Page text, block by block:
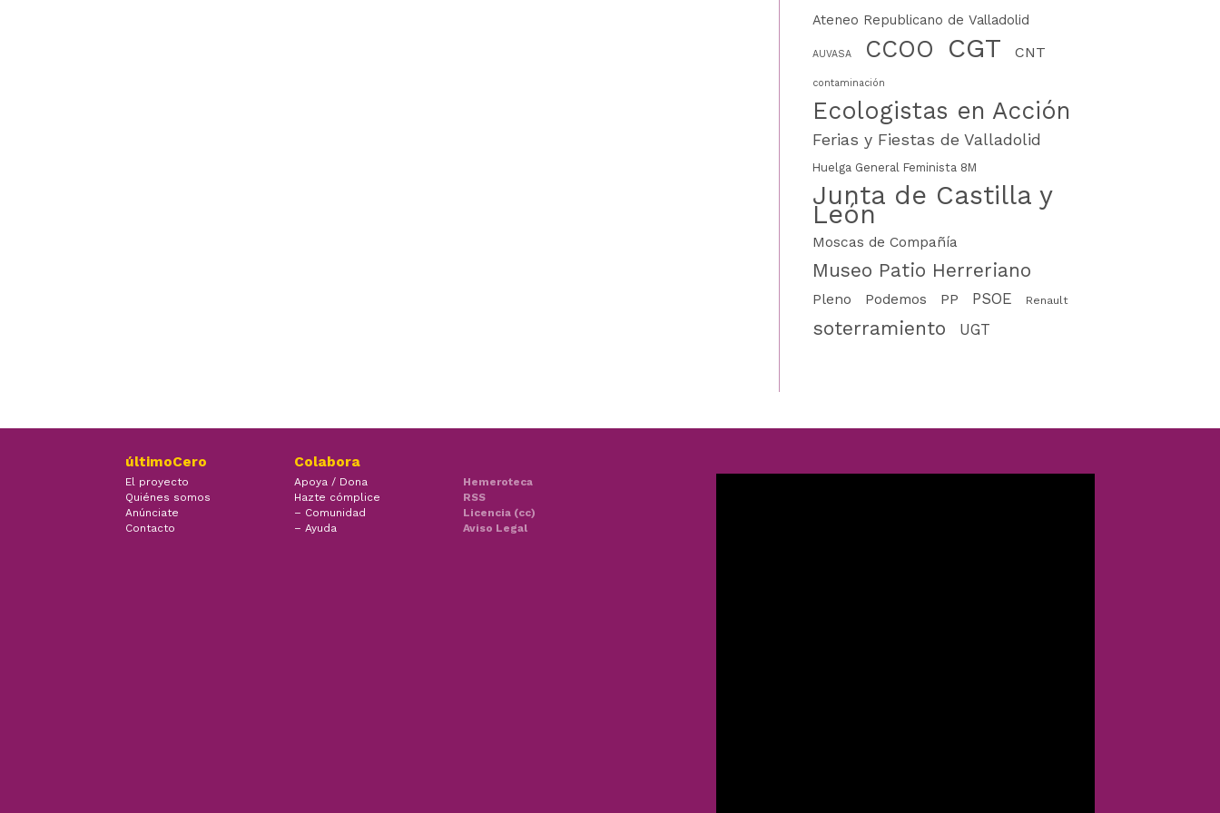
Ateneo Republicano de Valladolid
AUVASA CCOO CGT CNT
contaminación
Ecologistas en Acción
Ferias y Fiestas de Valladolid
Huelga General Feminista 8M
Junta de Castilla y
León
Moscas de Compañía
Museo Patio Herreriano
Pleno Podemos PP PSOE Renault
soterramiento UGT
últimoCero
El proyecto
Quiénes somos
Anúnciate
Contacto
Colabora
Apoya / Dona
Hazte cómplice
– Comunidad
– Ayuda
Hemeroteca
RSS
Licencia (cc)
Aviso Legal